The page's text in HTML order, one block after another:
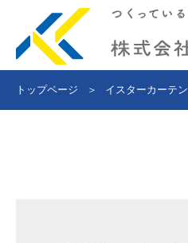
トップページ ＞ イスターカーテン